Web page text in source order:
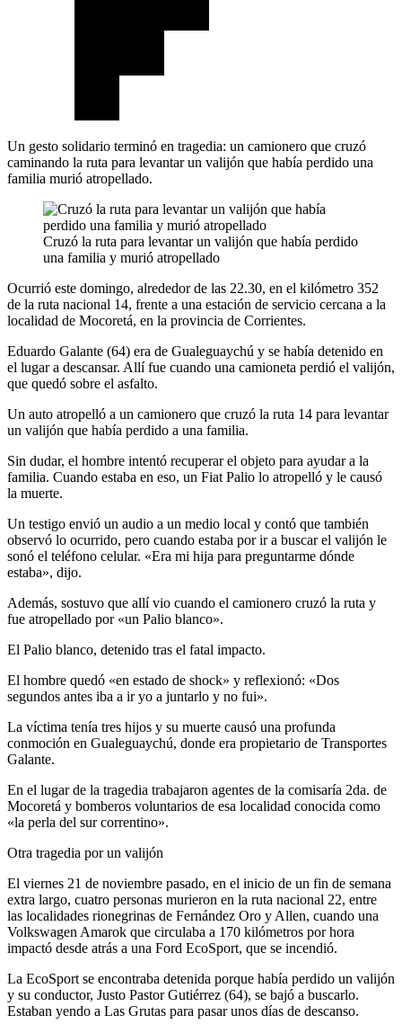
Un gesto solidario terminó en tragedia: un camionero que cruzó
caminando la ruta para levantar un valijón que había perdido una
familia murió atropellado.
Cruzó la ruta para levantar un valijón que había perdido
una familia y murió atropellado
Ocurrió este domingo, alrededor de las 22.30, en el kilómetro 352
de la ruta nacional 14, frente a una estación de servicio cercana a la
localidad de Mocoretá, en la provincia de Corrientes.
Eduardo Galante (64) era de Gualeguaychú y se había detenido en
el lugar a descansar. Allí fue cuando una camioneta perdió el valijón,
que quedó sobre el asfalto.
Un auto atropelló a un camionero que cruzó la ruta 14 para levantar
un valijón que había perdido a una familia.
Sin dudar, el hombre intentó recuperar el objeto para ayudar a la
familia. Cuando estaba en eso, un Fiat Palio lo atropelló y le causó
la muerte.
Un testigo envió un audio a un medio local y contó que también
observó lo ocurrido, pero cuando estaba por ir a buscar el valijón le
sonó el teléfono celular. «Era mi hija para preguntarme dónde
estaba», dijo.
Además, sostuvo que allí vio cuando el camionero cruzó la ruta y
fue atropellado por «un Palio blanco».
El Palio blanco, detenido tras el fatal impacto.
El hombre quedó «en estado de shock» y reflexionó: «Dos
segundos antes iba a ir yo a juntarlo y no fui».
La víctima tenía tres hijos y su muerte causó una profunda
conmoción en Gualeguaychú, donde era propietario de Transportes
Galante.
En el lugar de la tragedia trabajaron agentes de la comisaría 2da. de
Mocoretá y bomberos voluntarios de esa localidad conocida como
«la perla del sur correntino».
Otra tragedia por un valijón
El viernes 21 de noviembre pasado, en el inicio de un fin de semana
extra largo, cuatro personas murieron en la ruta nacional 22, entre
las localidades rionegrinas de Fernández Oro y Allen, cuando una
Volkswagen Amarok que circulaba a 170 kilómetros por hora
impactó desde atrás a una Ford EcoSport, que se incendió.
La EcoSport se encontraba detenida porque había perdido un valijón
y su conductor, Justo Pastor Gutiérrez (64), se bajó a buscarlo.
Estaban yendo a Las Grutas para pasar unos días de descanso.